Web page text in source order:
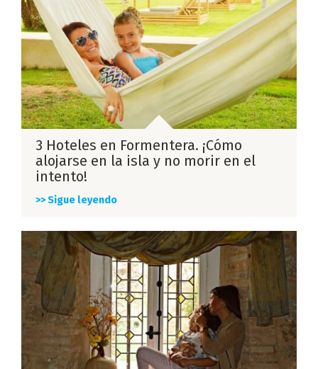
3 Hoteles en Formentera. ¡Cómo
alojarse en la isla y no morir en el
intento!
>> Sigue leyendo